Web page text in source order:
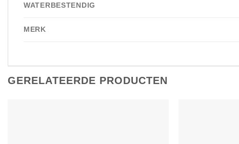
WATERBESTENDIG
MERK
GERELATEERDE PRODUCTEN